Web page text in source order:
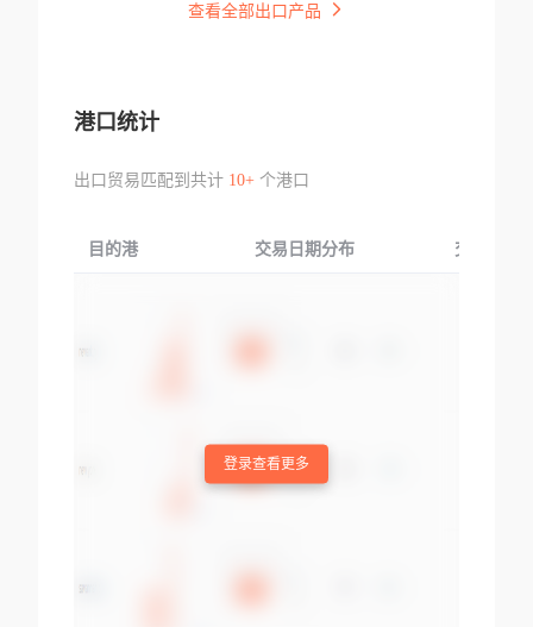
查看全部出口产品
港口统计
出口贸易匹配到共计 10+个港口
目的港 交易日期分布 交易产品
登录查看更多